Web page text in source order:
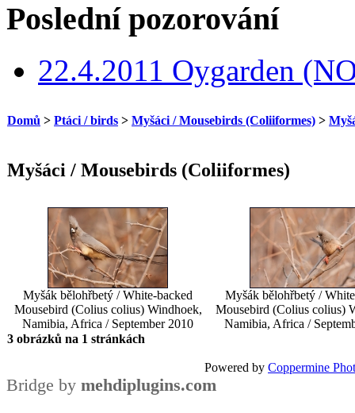
Poslední pozorování
22.4.2011 Oygarden
Domů > Ptáci / birds > Myšáci / Mousebirds (Coliiformes) >
Myšáci / Mousebirds (Coliiformes)
Myšák bělohřbetý / White-backed
Mousebird (Colius colius) Windhoek,
Namibia, Africa / September 2010
Myšák bělohřbetý /
Mousebird (Colius colius)
Namibia, Africa /
3 obrázků na 1 stránkách
Powered by Coppermine
Bridge by mehdiplugins.com